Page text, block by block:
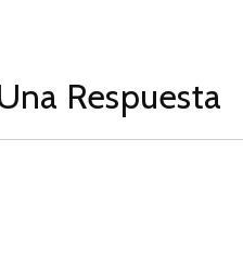
Respuesta